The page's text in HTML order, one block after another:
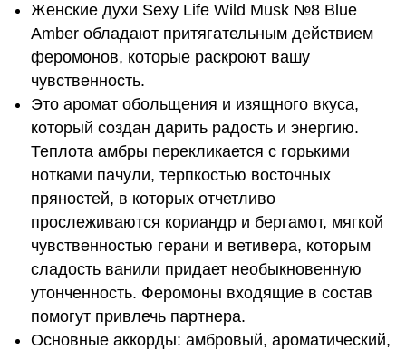
Женские духи Sexy Life Wild Musk №8 Blue
Amber обладают притягательным действием
феромонов, которые раскроют вашу
чувственность.
Это аромат обольщения и изящного вкуса,
который создан дарить радость и энергию.
Теплота амбры перекликается с горькими
нотками пачули, терпкостью восточных
пряностей, в которых отчетливо
прослеживаются кориандр и бергамот, мягкой
чувственностью герани и ветивера, которым
сладость ванили придает необыкновенную
утонченность. Феромоны входящие в состав
помогут привлечь партнера.
Основные аккорды: амбровый, ароматический,